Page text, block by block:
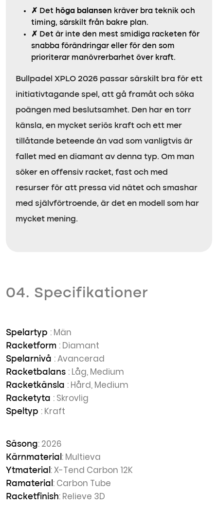
✗ Det höga balansen kräver bra teknik och
timing, särskilt från bakre plan.
✗ Det är inte den mest smidiga racketen för
snabba förändringar eller för den som
prioriterar manövrerbarhet över kraft.
Bullpadel XPLO 2026 passar särskilt bra för ett
initiativtagande spel, att gå framåt och söka
poängen med beslutsamhet. Den har en torr
känsla, en mycket seriös kraft och ett mer
tillåtande beteende än vad som vanligtvis är
fallet med en diamant av denna typ. Om man
söker en offensiv racket, fast och med
resurser för att pressa vid nätet och smashar
med självförtroende, är det en modell som har
mycket mening.
04. Specifikationer
Spelartyp : Män
Racketform : Diamant
Spelarnivå : Avancerad
Racketbalans : Låg, Medium
Racketkänsla : Hård, Medium
Racketyta : Skrovlig
Speltyp : Kraft
Säsong: 2026
Kärnmaterial : Multieva
Ytmaterial : X-Tend Carbon 12K
Ramaterial : Carbon Tube
Racketfinish: Relieve 3D